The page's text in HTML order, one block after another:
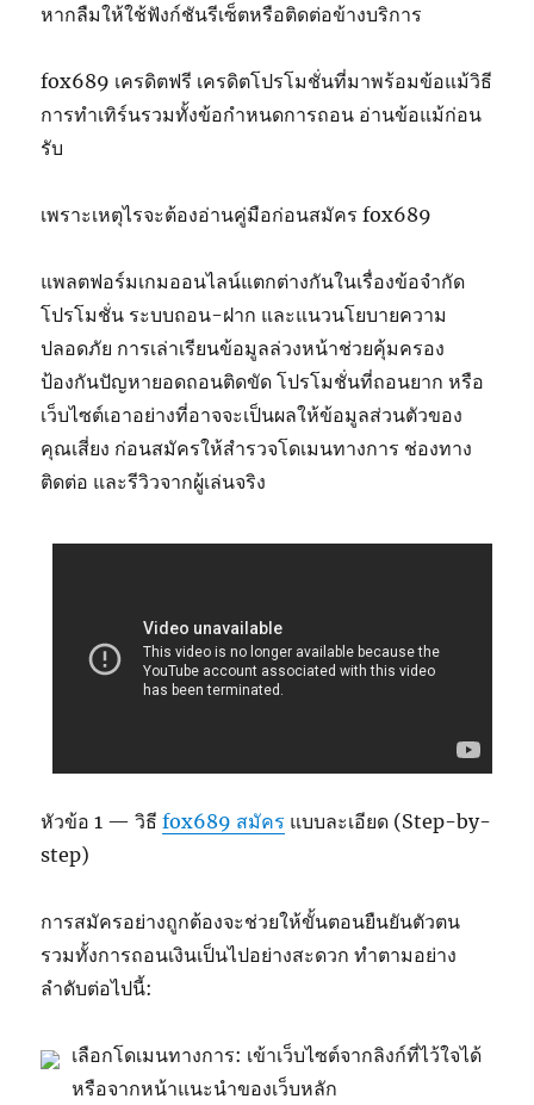
หากลืมให้ใช้ฟังก์ชันรีเซ็ตหรือติดต่อข้างบริการ
fox689 เครดิตฟรี เครดิตโปรโมชั่นที่มาพร้อมข้อแม้วิธี
การทำเทิร์นรวมทั้งข้อกำหนดการถอน อ่านข้อแม้ก่อน
รับ
เพราะเหตุไรจะต้องอ่านคู่มือก่อนสมัคร fox689
แพลตฟอร์มเกมออนไลน์แตกต่างกันในเรื่องข้อจำกัด
โปรโมชั่น ระบบถอน-ฝาก และแนวนโยบายความ
ปลอดภัย การเล่าเรียนข้อมูลล่วงหน้าช่วยคุ้มครอง
ป้องกันปัญหายอดถอนติดขัด โปรโมชั่นที่ถอนยาก หรือ
เว็บไซต์เอาอย่างที่อาจจะเป็นผลให้ข้อมูลส่วนตัวของ
คุณเสี่ยง ก่อนสมัครให้สำรวจโดเมนทางการ ช่องทาง
ติดต่อ และรีวิวจากผู้เล่นจริง
หัวข้อ 1 — วิธีfox689 สมัคร แบบละเอียด (Step-by-
step)
การสมัครอย่างถูกต้องจะช่วยให้ขั้นตอนยืนยันตัวตน
รวมทั้งการถอนเงินเป็นไปอย่างสะดวก ทำตามอย่าง
ลำดับต่อไปนี้:
เลือกโดเมนทางการ: เข้าเว็บไซต์จากลิงก์ที่ไว้ใจได้
หรือจากหน้าแนะนำของเว็บหลัก